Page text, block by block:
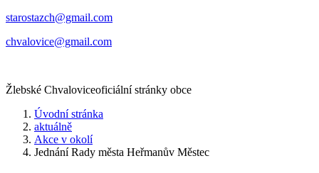
​​​​starostazch@gmail.com
​​​​chvalovice@gmail.com
Žlebské Chvaloviceoficiální stránky obce
Úvodní stránka
aktuálně
Akce v okolí
Jednání Rady města Heřmanův Městec